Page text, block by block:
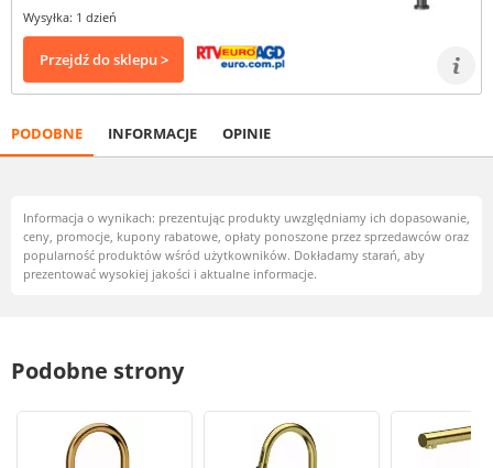
Wysyłka: 1 dzień
Przejdź do sklepu >
PODOBNE INFORMACJE OPINIE
Informacja o wynikach: prezentując produkty uwzględniamy ich dopasowanie,
ceny, promocje, kupony rabatowe, opłaty ponoszone przez sprzedawców oraz
popularność produktów wśród użytkowników. Dokładamy starań, aby
prezentować wysokiej jakości i aktualne informacje.
Podobne strony